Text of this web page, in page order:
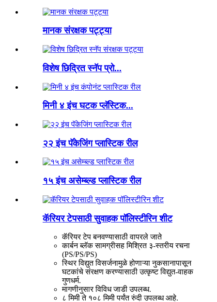
मानक संरक्षक पट्ट्या
विशेष छिद्रित स्नॅप प्रो...
मिनी ४ इंच घटक प्लॅस्टिक...
२२ इंच पॅकेजिंग प्लास्टिक रील
१५ इंच असेम्ब्ल्ड प्लास्टिक रील
कॅरियर टेपसाठी सुवाहक पॉलिस्टीरिन शीट
कॅरियर टेप बनवण्यासाठी वापरले जाते
कार्बन ब्लॅक सामग्रीसह मिश्रित ३-स्तरीय रचना
(PS/PS/PS)
स्थिर विद्युत विसर्जनामुळे होणाऱ्या नुकसानापासून
घटकांचे संरक्षण करण्यासाठी उत्कृष्ट विद्युत-वाहक
गुणधर्म.
मागणीनुसार विविध जाडी उपलब्ध.
८ मिमी ते १०८ मिमी पर्यंत रुंदी उपलब्ध आहे.